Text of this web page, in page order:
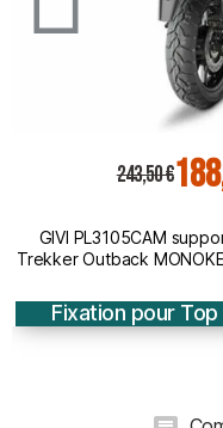
139,50 €
GIVI 1102FZ
MONOKEY/MONOLOCK
Fixation pour